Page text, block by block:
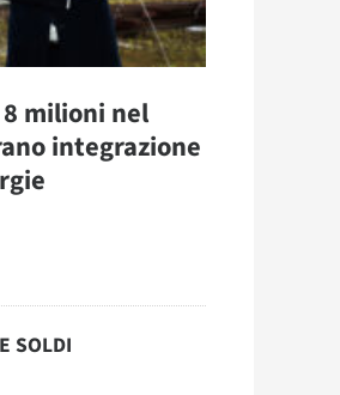
milioni nel
integrazione
SOLDI